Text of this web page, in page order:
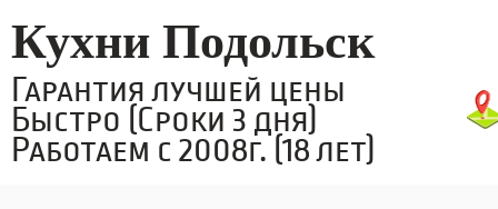
Кухни Подольск
Гарантия лучшей цены
Быстро (Сроки 3 дня)
Работаем с 2008г. (18 лет)